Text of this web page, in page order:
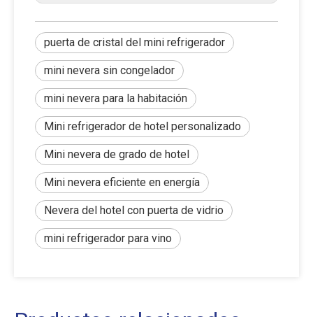
puerta de cristal del mini refrigerador
mini nevera sin congelador
mini nevera para la habitación
Mini refrigerador de hotel personalizado
Mini nevera de grado de hotel
Mini nevera eficiente en energía
Nevera del hotel con puerta de vidrio
mini refrigerador para vino